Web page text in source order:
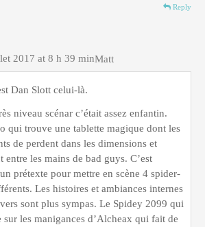
Reply
Matt
2017 at 8 h 39 min
Dan Slott celui-là.
niveau scénar c’était assez enfantin.
qui trouve une tablette magique dont les
de perdent dans les dimensions et
entre les mains de bad guys. C’est
prétexte pour mettre en scène 4 spider-
Les histoires et ambiances internes
sont plus sympas. Le Spidey 2099 qui
sur les manigances d’Alcheax qui fait de